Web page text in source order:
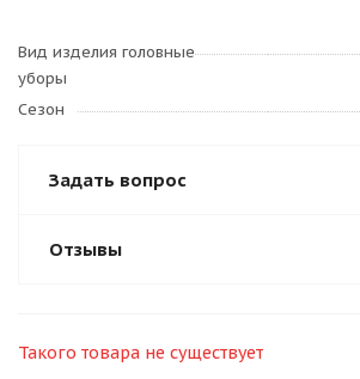
Вид изделия головные
уборы
Сезон
Задать вопрос
Отзывы
Такого товара не существует